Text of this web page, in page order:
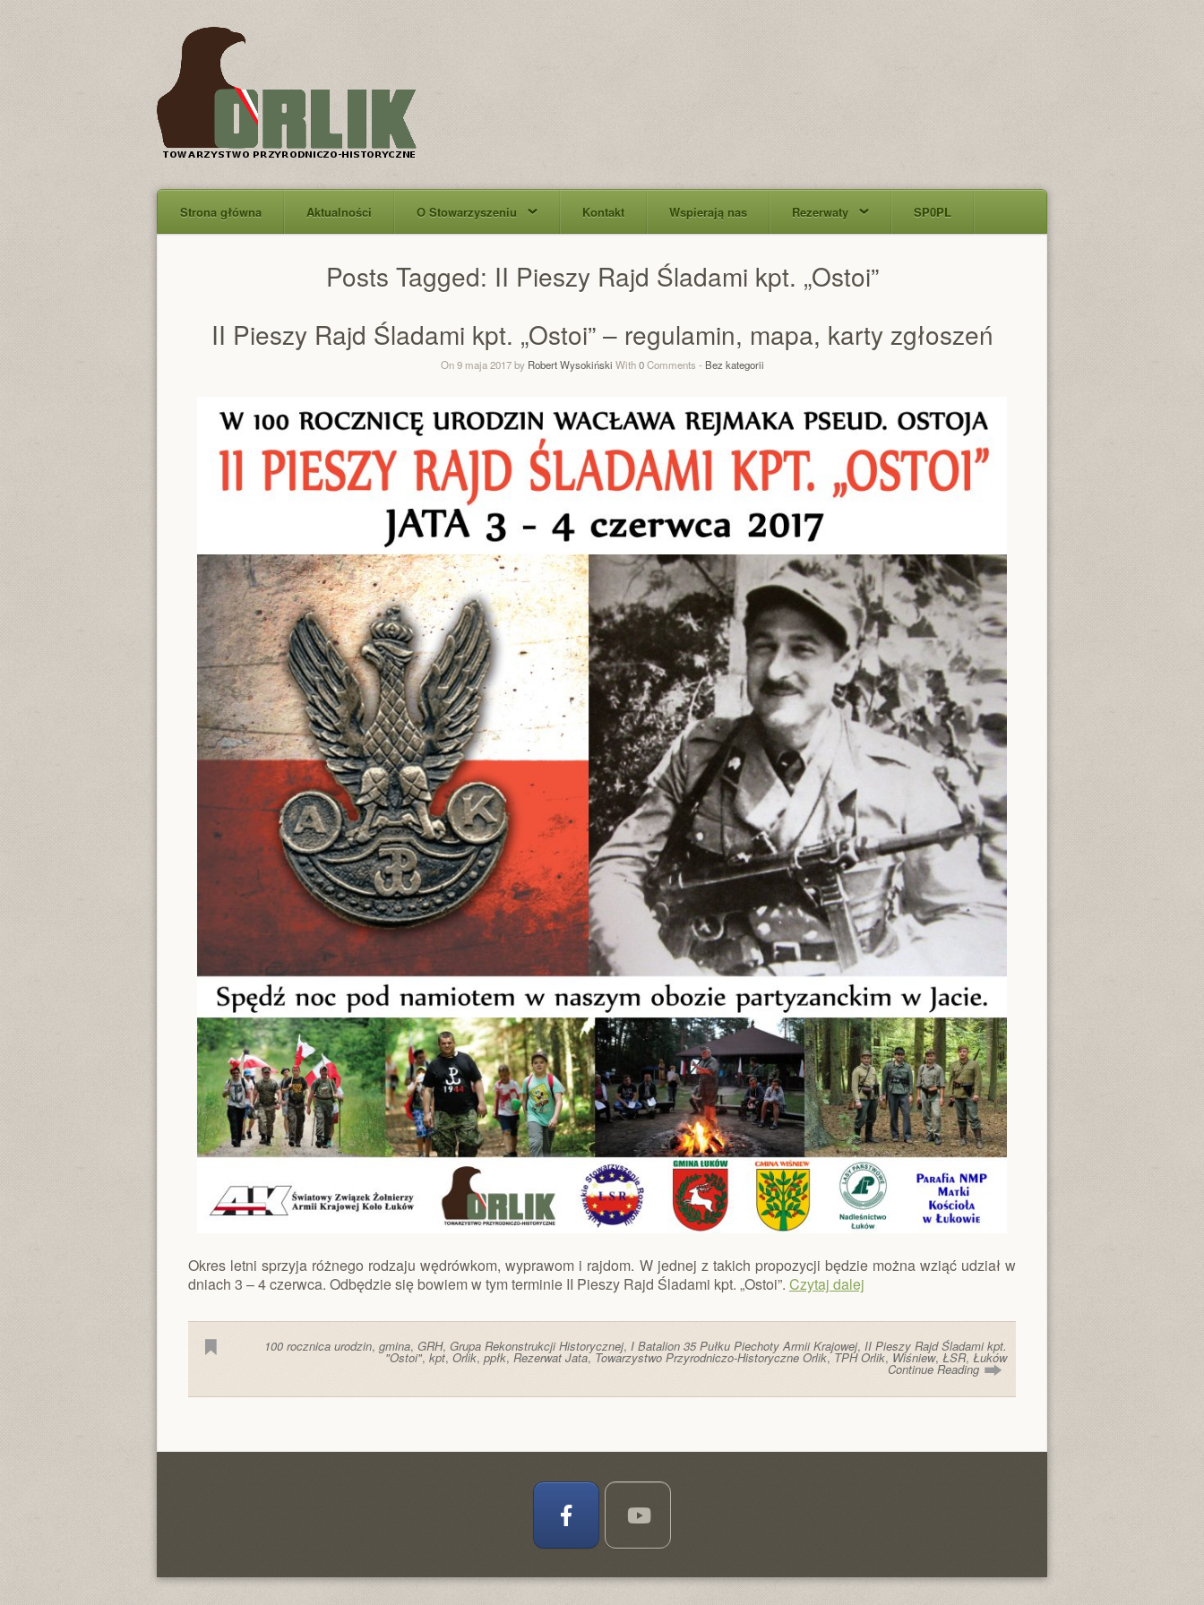
Strona główna Aktualności O Stowarzyszeniu Kontakt Wspierają nas Rezerwaty SP0PL
Posts Tagged: II Pieszy Rajd Śladami kpt. „Ostoi”
II Pieszy Rajd Śladami kpt. „Ostoi” – regulamin, mapa, karty zgłoszeń
On 9 maja 2017 by Robert Wysokiński With0Comments - Bez kategorii
Okres letni sprzyja różnego rodzaju wędrówkom, wyprawom i rajdom. W jednej z takich propozycji będzie można wziąć udział w
dniach 3 – 4 czerwca. Odbędzie się bowiem w tym terminie II Pieszy Rajd Śladami kpt. „Ostoi”. Czytaj dalej
100 rocznica urodzin,gmina,GRH,Grupa Rekonstrukcji Historycznej,I Batalion 35 Pułku Piechoty Armii Krajowej,II Pieszy Rajd Śladami kpt.
"Ostoi",kpt,Orlik,ppłk,Rezerwat Jata, Towarzystwo Przyrodniczo-Historyczne Orlik,TPH Orlik, Wiśniew,ŁSR,Łuków
Continue Reading